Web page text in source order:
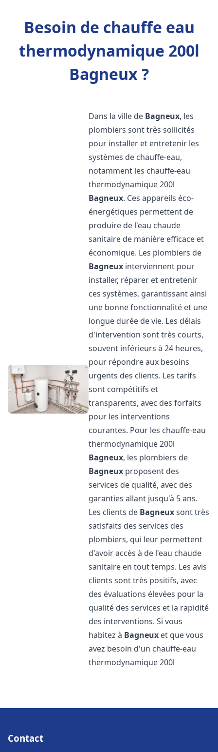
Besoin de chauffe eau
thermodynamique 200l
Bagneux ?
Dans la ville de Bagneux, les
plombiers sont très sollicités
pour installer et entretenir les
systèmes de chauffe-eau,
notamment les chauffe-eau
thermodynamique 200l
Bagneux. Ces appareils éco-
énergétiques permettent de
produire de l'eau chaude
sanitaire de manière efficace et
économique. Les plombiers de
Bagneux interviennent pour
installer, réparer et entretenir
ces systèmes, garantissant ainsi
une bonne fonctionnalité et une
longue durée de vie. Les délais
d'intervention sont très courts,
souvent inférieurs à 24 heures,
pour répondre aux besoins
urgents des clients. Les tarifs
sont compétitifs et
transparents, avec des forfaits
pour les interventions
courantes. Pour les chauffe-eau
thermodynamique 200l
Bagneux, les plombiers de
Bagneux proposent des
services de qualité, avec des
garanties allant jusqu'à 5 ans.
Les clients de Bagneuxsont très
satisfaits des services des
plombiers, qui leur permettent
d'avoir accès à de l'eau chaude
sanitaire en tout temps. Les avis
clients sont très positifs, avec
des évaluations élevées pour la
qualité des services et la rapidité
des interventions. Si vous
habitez à Bagneux et que vous
avez besoin d'un chauffe-eau
thermodynamique 200l
Contact